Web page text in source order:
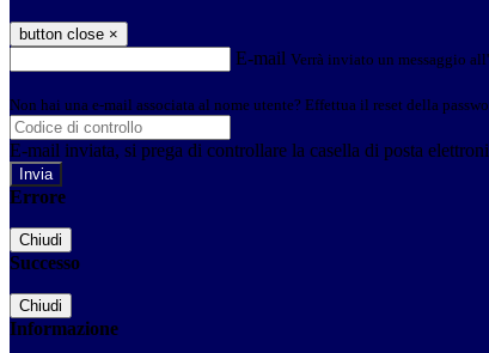
button close ×
E-mail Verrà inviato un messaggio
Non hai una e-mail associata al nome utente? Effettua il reset della
E-mail inviata, si prega di controllare la casella di posta
Errore
Chiudi
Successo
Chiudi
Informazione